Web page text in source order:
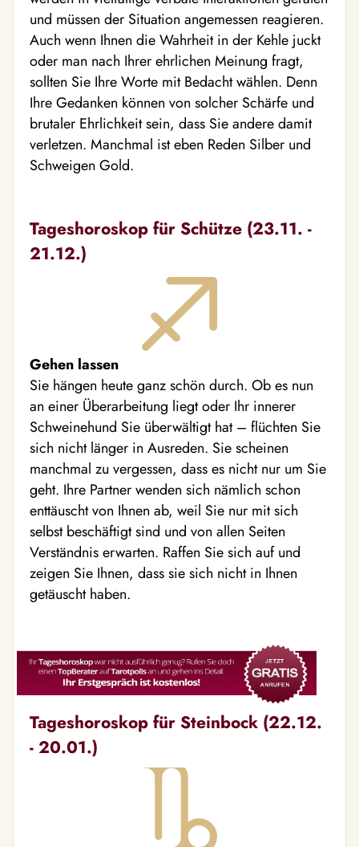
und müssen der Situation angemessen reagieren.
Auch wenn Ihnen die Wahrheit in der Kehle juckt
oder man nach Ihrer ehrlichen Meinung fragt,
sollten Sie Ihre Worte mit Bedacht wählen. Denn
Ihre Gedanken können von solcher Schärfe und
brutaler Ehrlichkeit sein, dass Sie andere damit
verletzen. Manchmal ist eben Reden Silber und
Schweigen Gold.
Tageshoroskop für Schütze (23.11. -
21.12.)
Gehen lassen
Sie hängen heute ganz schön durch. Ob es nun
an einer Überarbeitung liegt oder Ihr innerer
Schweinehund Sie überwältigt hat – flüchten Sie
sich nicht länger in Ausreden. Sie scheinen
manchmal zu vergessen, dass es nicht nur um Sie
geht. Ihre Partner wenden sich nämlich schon
enttäuscht von Ihnen ab, weil Sie nur mit sich
selbst beschäftigt sind und von allen Seiten
Verständnis erwarten. Raffen Sie sich auf und
zeigen Sie Ihnen, dass sie sich nicht in Ihnen
getäuscht haben.
Tageshoroskop für Steinbock (22.12.
- 20.01.)